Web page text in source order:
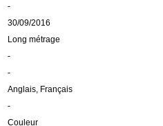
-
30/09/2016
Long métrage
-
-
Anglais, Français
-
Couleur